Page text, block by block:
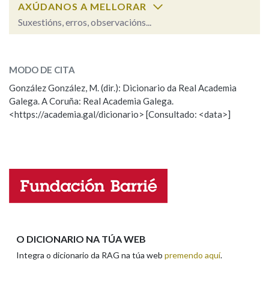
Marcas gramaticais
LIMPAR BUSCA
AXÚDANOS A MELLORAR
Suxestións, erros, observacións...
ESCOLLE UNHA OPCIÓN:
Observación Hai un erro na palabra
Propoño mellorar a definición
Nome
MODO DE CITA
González González, M. (dir.): Dicionario da Real Academia
Galega. A Coruña: Real Academia Galega.
<https://academia.gal/dicionario> [Consultado: <data>]
O DICIONARIO NA TÚA WEB
Integra o dicionario da RAG na túa web premendo aquí.